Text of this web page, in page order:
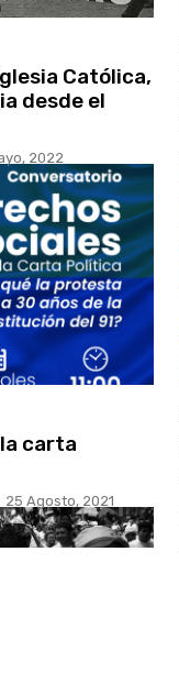
Católica,
desde el
2022
carta
25 Agosto, 2021